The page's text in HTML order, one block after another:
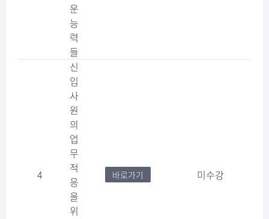
운
능
력
들
4
신
입
사
원
의
업
무
적
응
을
위
바로가기 미수강